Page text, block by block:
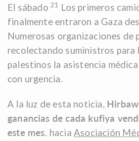
El sábado 21 Los primeros
finalmente entraron a Gaza
Numerosas organizaciones de
recolectando suministros para
palestinos la asistencia
con urgencia.
A la luz de esta noticia,
ganancias de cada kufiya
este mes. hacia Asociación